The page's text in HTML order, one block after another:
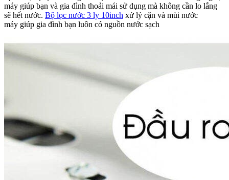
máy giúp bạn và gia đình thoải mái sử dụng mà không cần lo lắng
sẽ hết nước. Bộ lọc nước 3 ly 10inch xử lý cặn và mùi nước
máy giúp gia đình bạn luôn có nguồn nước sạch